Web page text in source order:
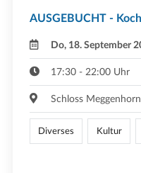
AUSGEBUCHT -
Do, 18. September
17:30 - 22:00 Uhr
Schloss Meggenhorn
Diverses Kultur